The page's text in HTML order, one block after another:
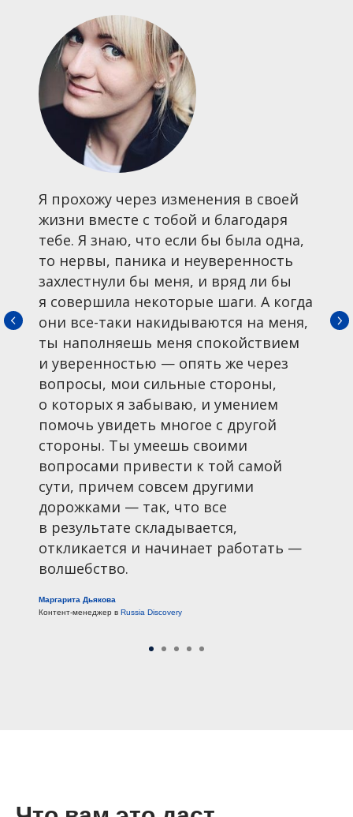
Я прохожу через изменения в своей
жизни вместе с тобой и благодаря
тебе. Я знаю, что если бы была одна,
то нервы, паника и неуверенность
захлестнули бы меня, и вряд ли бы
я совершила некоторые шаги. А когда
они все-таки накидываются на меня,
ты наполняешь меня спокойствием
и уверенностью — опять же через
вопросы, мои сильные стороны,
о которых я забываю, и умением
помочь увидеть многое с другой
стороны. Ты умеешь своими
вопросами привести к той самой
сути, причем совсем другими
дорожками — так, что все
в результате складывается,
откликается и начинает работать —
волшебство.
Маргарита Дьякова
Контент-менеджер в Russia Discovery